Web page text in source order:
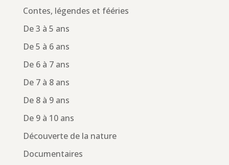
Contes, légendes et fééries
De 3 à 5 ans
De 5 à 6 ans
De 6 à 7 ans
De 7 à 8 ans
De 8 à 9 ans
De 9 à 10 ans
Découverte de la nature
Documentaires